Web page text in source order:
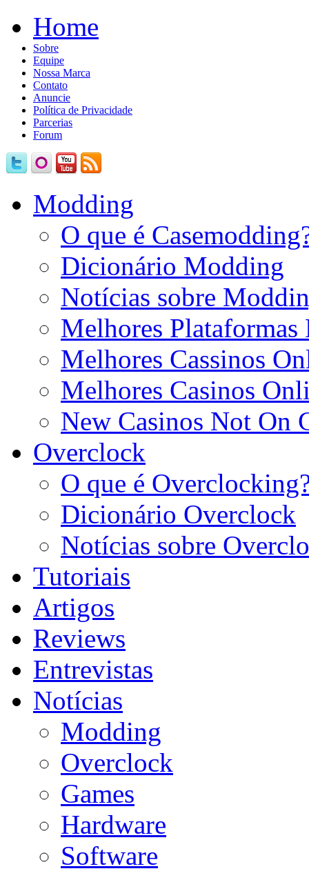
Home
Sobre
Equipe
Nossa Marca
Contato
Anuncie
Política de Privacidade
Parcerias
Forum
Modding
O que é
Dicionário Modding
Notícias sobre
Melhores Plataformas
Melhores Cassinos
Melhores Casinos
New Casinos Not On
Overclock
O que é
Dicionário Overclock
Notícias sobre
Tutoriais
Artigos
Reviews
Entrevistas
Notícias
Modding
Overclock
Games
Hardware
Software